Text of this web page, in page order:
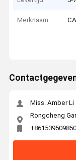
Merknaam
Miss. Amber Li
Rongcheng